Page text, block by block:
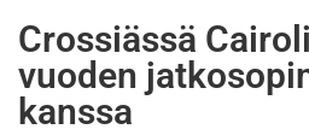
Crossiässä
vuoden
kanssa